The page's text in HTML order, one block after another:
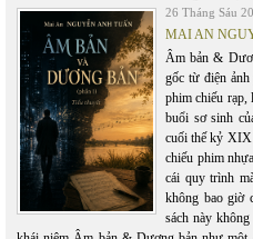
26 Tháng Sáu
MAI AN
Âm bản &
gốc từ điện
phim chiếu rạp,
buổi sơ sinh
cuối thế kỷ XIX
chiếu phim
cái quy trình
không bao giờ
sách này